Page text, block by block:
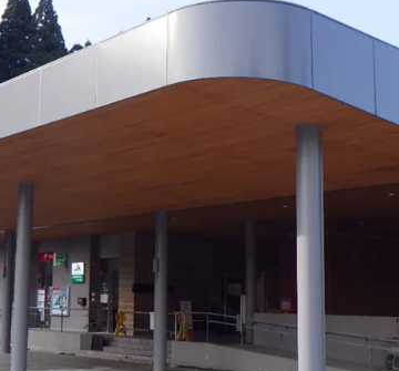
築所 募集職種
ム
せ
ーポリシー